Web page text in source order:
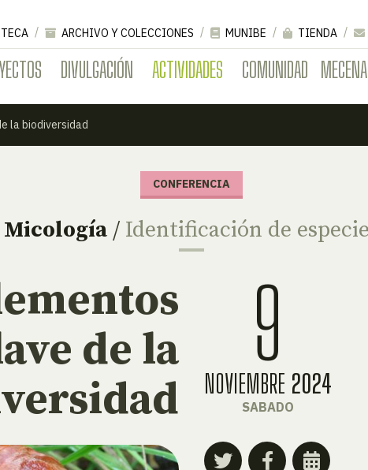
DIVULGACIÓN ACTIVIDADES COMUNIDAD
ARCHIVO Y COLECCIONES MUNIBE TIENDA
la biodiversidad
CONFERENCIA
Micología / Identificación de
de la
9
NOVIEMBRE 2024
SABADO